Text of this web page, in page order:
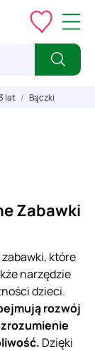
lat Bączki
Zabawki
które
narzędzie
dzieci.
rozwój
Dzięki